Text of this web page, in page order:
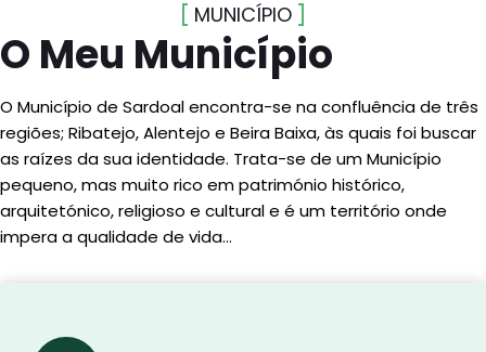
MUNICÍPIO
O Meu Município
O Município de Sardoal encontra-se na confluência de três
regiões; Ribatejo, Alentejo e Beira Baixa, às quais foi buscar
as raízes da sua identidade. Trata-se de um Município
pequeno, mas muito rico em património histórico,
arquitetónico, religioso e cultural e é um território onde
impera a qualidade de vida…